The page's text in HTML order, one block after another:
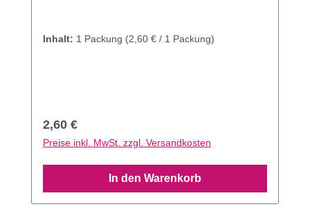
Inhalt: 1 Packung (2,60 € / 1 Packung)
Regulärer Preis:
2,60 €
Preise inkl. MwSt. zzgl. Versandkosten
In den Warenkorb